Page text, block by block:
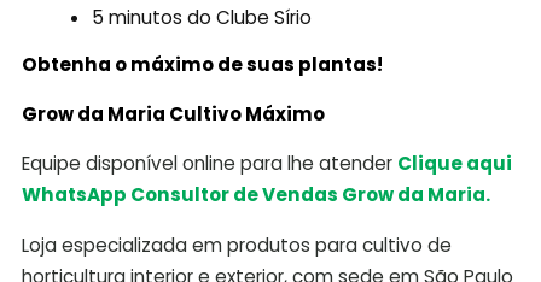
5 minutos do Clube Sírio
Obtenha o máximo de suas plantas!
Grow da Maria Cultivo Máximo
Equipe disponível online para lhe atender Clique aqui
WhatsApp Consultor de Vendas Grow da Maria.
Loja especializada em produtos para cultivo de
horticultura interior e exterior, com sede em São Paulo